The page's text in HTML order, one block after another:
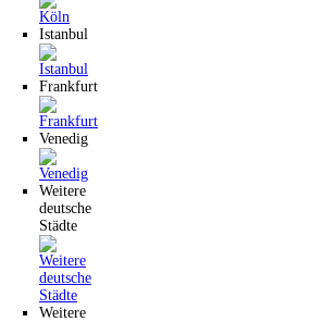
Istanbul
Frankfurt
Venedig
Weitere
deutsche
Städte
Weitere